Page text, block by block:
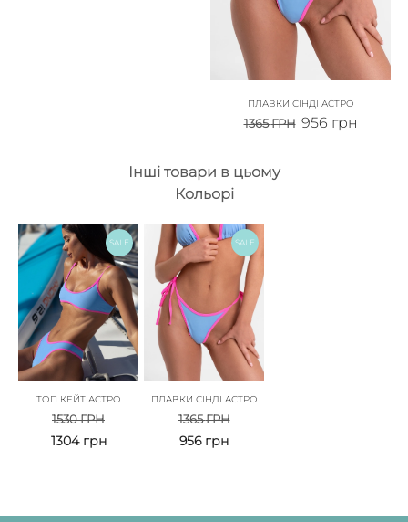
ПЛАВКИ СІНДІ АСТРО
1365ГРН 956 грн
Інші товари в цьому
Кольорі
SALE
ТОП КЕЙТ АСТРО
1530ГРН
1304 грн
SALE
ПЛАВКИ СІНДІ АСТРО
1365ГРН
956 грн